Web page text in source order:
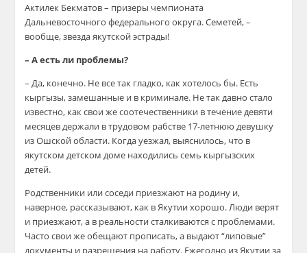
Актилек Бекматов – призеры чемпионата
Дальневосточного федерального округа. Семетей, –
вообще, звезда якутской эстрады!
– А есть ли проблемы?
– Да, конечно. Не все так гладко, как хотелось бы. Есть
кыргызы, замешанные и в криминале. Не так давно стало
известно, как свои же соотечественники в течение девяти
месяцев держали в трудовом рабстве 17-летнюю девушку
из Ошской области. Когда уезжал, выяснилось, что в
якутском детском доме находились семь кыргызских
детей.
Родственники или соседи приезжают на родину и,
наверное, рассказывают, как в Якутии хорошо. Люди верят
и приезжают, а в реальности сталкиваются с проблемами.
Часто свои же обещают прописать, а выдают “липовые”
документы и разрешения на работу. Ежегодно из Якутии за